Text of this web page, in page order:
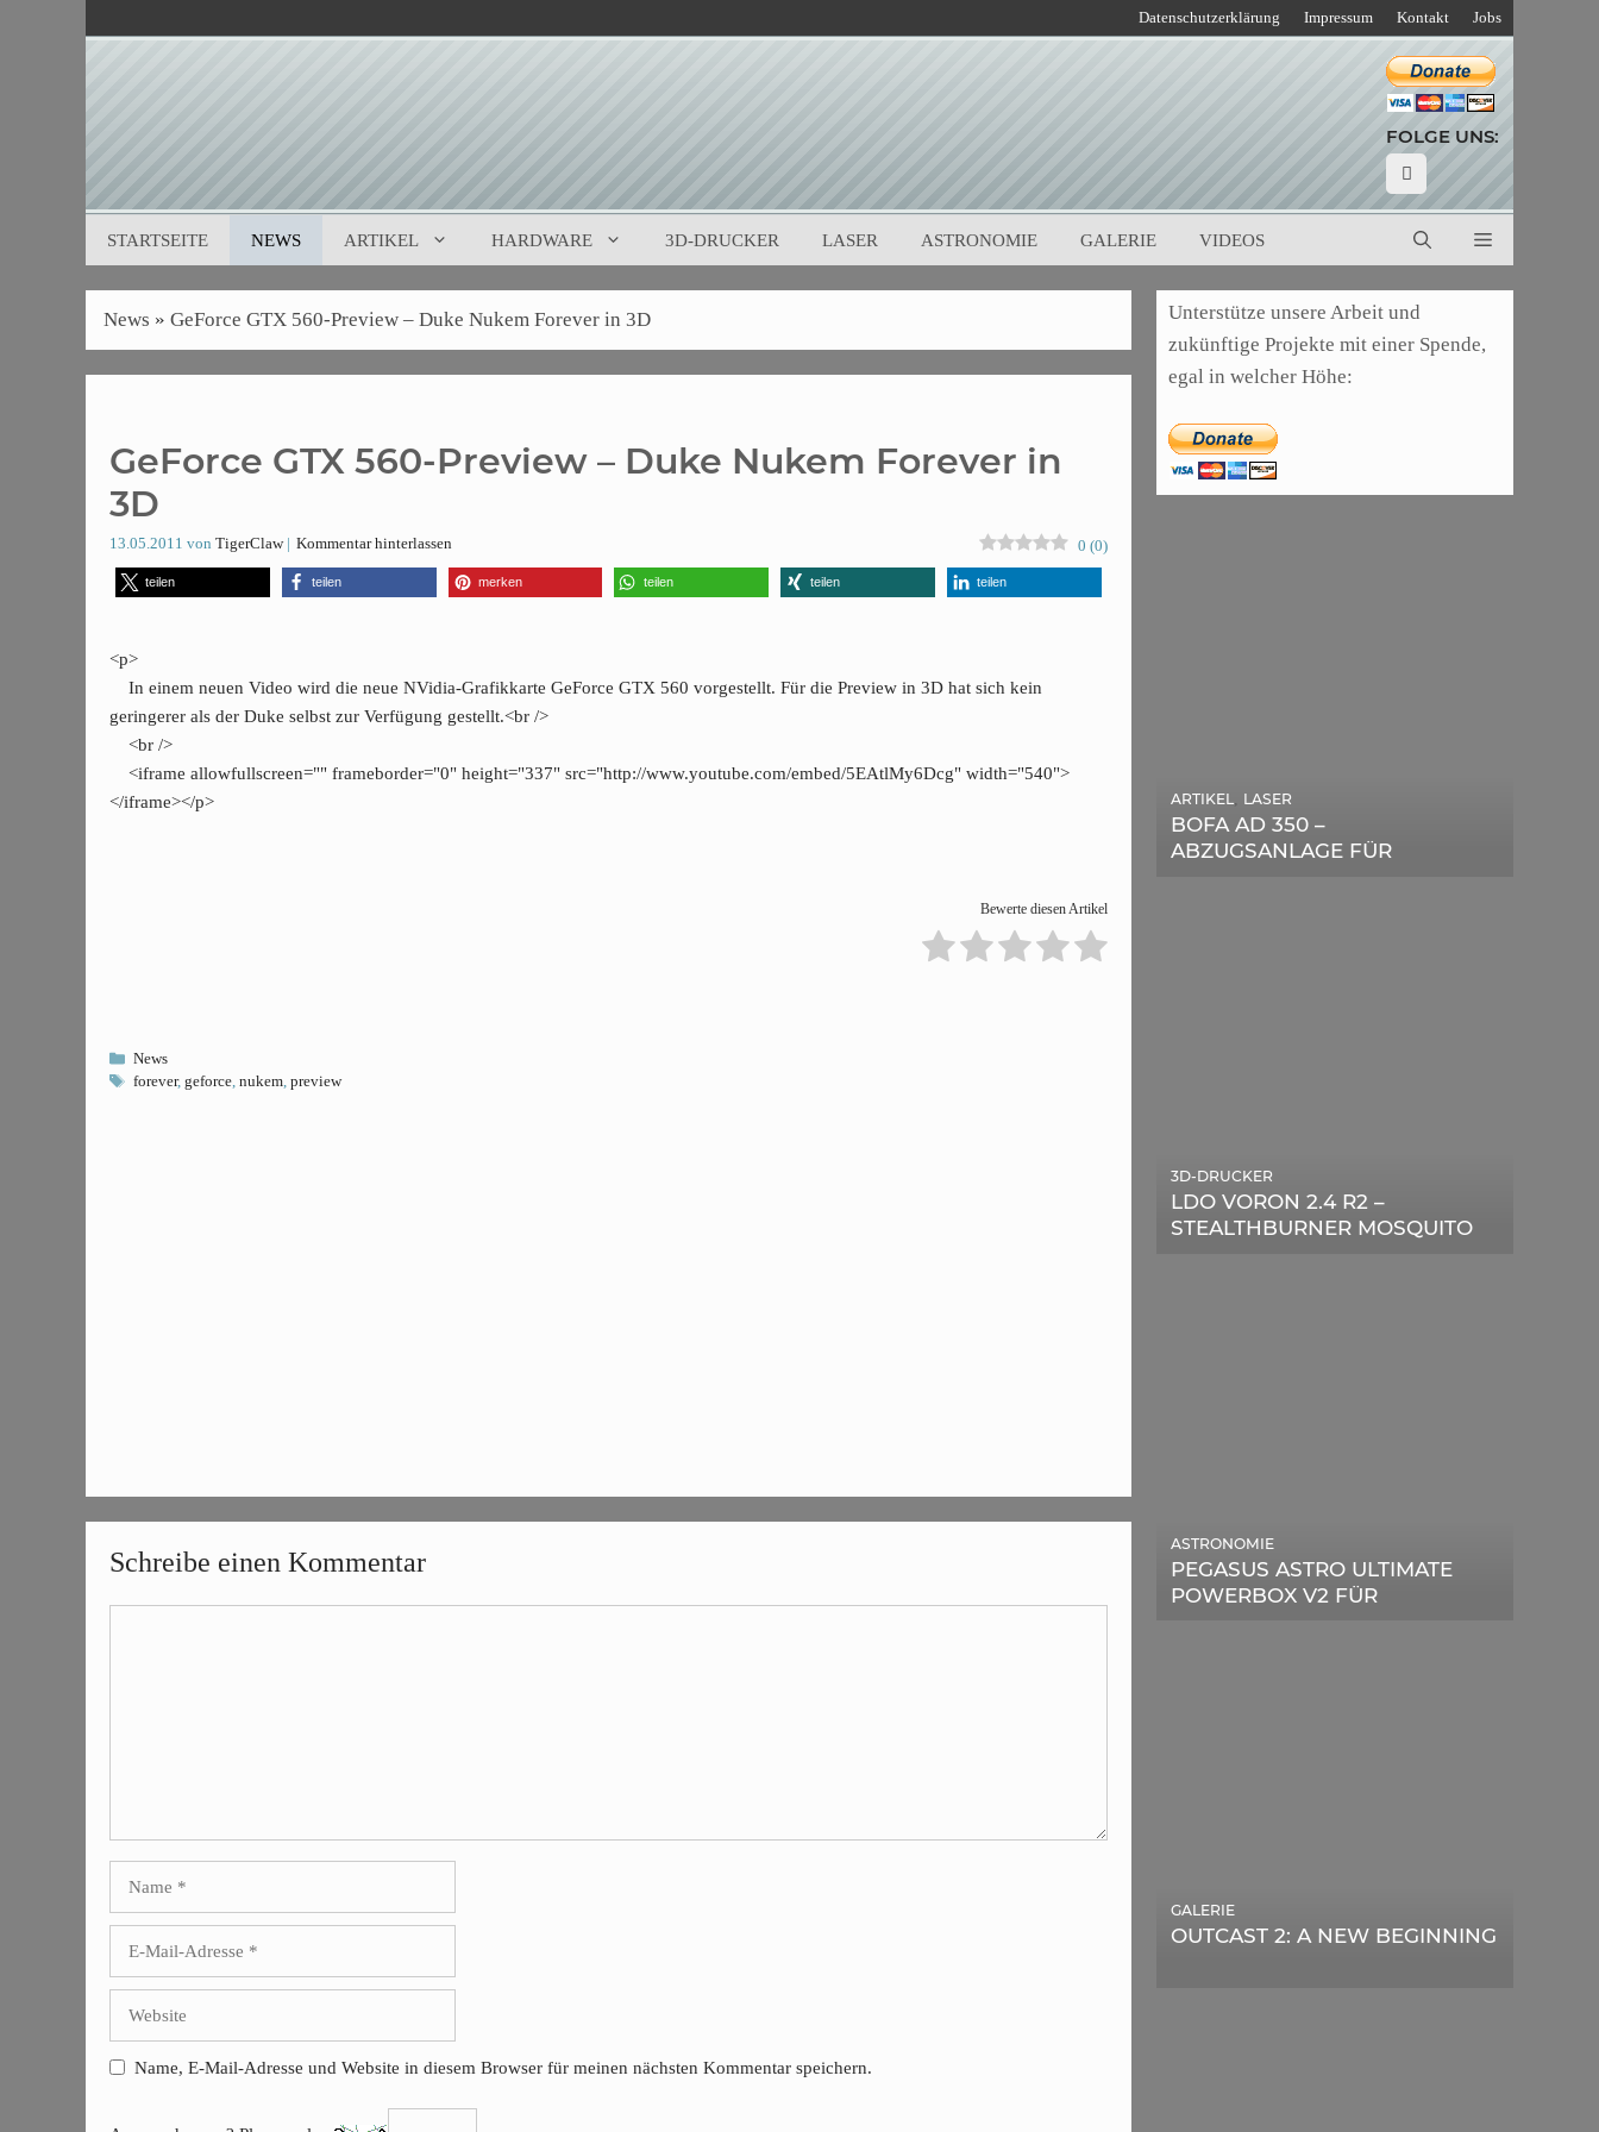
Datenschutzerklärung Impressum Kontakt Jobs
FOLGE UNS:
STARTSEITE NEWS ARTIKEL HARDWARE 3D-DRUCKER LASER ASTRONOMIE GALERIE VIDEOS
News » GeForce GTX 560-Preview – Duke Nukem Forever in 3D
GeForce GTX 560-Preview – Duke Nukem Forever in
3D
13.05.2011 von TigerClaw 0 (0)
Kommentar hinterlassen
teilen teilen merken teilen teilen teilen
<p>
In einem neuen Video wird die neue NVidia-Grafikkarte GeForce GTX 560 vorgestellt. Für die Preview in 3D hat sich kein
geringerer als der Duke selbst zur Verfügung gestellt.<br />
<br />
<iframe allowfullscreen="" frameborder="0" height="337" src="http://www.youtube.com/embed/5EAtlMy6Dcg" width="540">
</iframe></p>
Bewerte diesen Artikel
Kategorien
News
Schlagwörter
forever,geforce,nukem,preview
Schreibe einen Kommentar
Adresse
Name, E-Mail-Adresse und Website in diesem Browser für meinen nächsten Kommentar speichern.
Unterstütze unsere Arbeit und
zukünftige Projekte mit einer Spende,
egal in welcher Höhe:
BOFA AD 350 –
ABZUGSANLAGE FÜR
ARTIKEL, LASER
DIE BEDEUTENDSTEN
SCHRITTE ZUR
ARTIKEL, SONSTIGE
LDO VORON 2.4 R2 –
STEALTHBURNER MOSQUITO
3D-DRUCKER
PEGASUS ASTRO ULTIMATE
POWERBOX V2 FÜR
ASTRONOMIE
OUTCAST 2: A NEW BEGINNING
GALERIE